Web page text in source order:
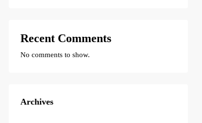
Recent Comments
No comments to show.
Archives